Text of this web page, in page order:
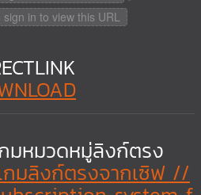
in to view this URL
มหมวดหมู่ลิงก์ตรง
กมลิงก์ตรงจากเซิฟ //